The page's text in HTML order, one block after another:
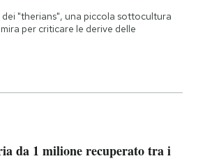
"therians", una piccola sottocultura
per criticare le derive delle
da 1 milione recuperato tra i